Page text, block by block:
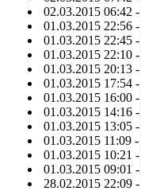
02.03.2015 06:42 -
01.03.2015 22:56 -
01.03.2015 22:45 -
01.03.2015 22:10 -
01.03.2015 20:13 -
01.03.2015 17:54 -
01.03.2015 16:00 -
01.03.2015 14:16 -
01.03.2015 13:05 -
01.03.2015 11:09 -
01.03.2015 10:21 -
01.03.2015 09:01 -
28.02.2015 22:09 -